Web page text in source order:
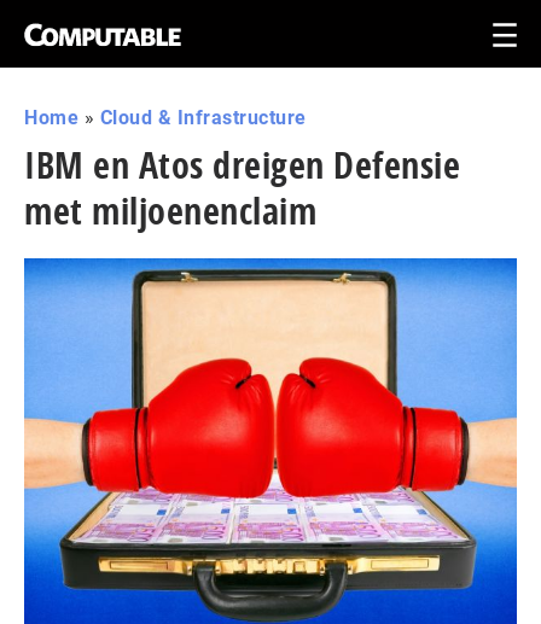
Home » Cloud & Infrastructure
IBM en Atos dreigen Defensie
met miljoenenclaim